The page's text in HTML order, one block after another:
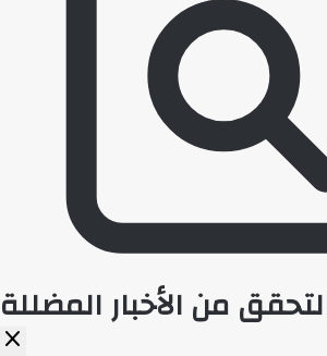
من الأخبار المضللة
close